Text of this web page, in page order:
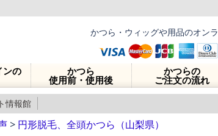
かつら・ウィッグや用品のオン
ンの かつら
使用前・使用後
かつらの
ご注文の流れ
情報館
> 円形脱毛、全頭かつら（山梨県）